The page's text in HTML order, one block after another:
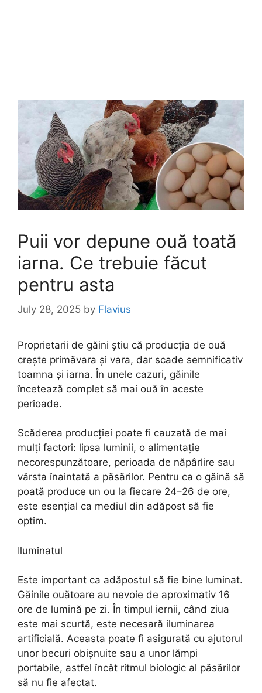
Puii vor depune ouă toată
iarna. Ce trebuie făcut
pentru asta
July 28, 2025 by Flavius
Proprietarii de găini știu că producția de ouă
crește primăvara și vara, dar scade semnificativ
toamna și iarna. În unele cazuri, găinile
încetează complet să mai ouă în aceste
perioade.
Scăderea producției poate fi cauzată de mai
mulți factori: lipsa luminii, o alimentație
necorespunzătoare, perioada de năpârlire sau
vârsta înaintată a păsărilor. Pentru ca o găină să
poată produce un ou la fiecare 24–26 de ore,
este esențial ca mediul din adăpost să fie
optim.
Iluminatul
Este important ca adăpostul să fie bine luminat.
Găinile ouătoare au nevoie de aproximativ 16
ore de lumină pe zi. În timpul iernii, când ziua
este mai scurtă, este necesară iluminarea
artificială. Aceasta poate fi asigurată cu ajutorul
unor becuri obișnuite sau a unor lămpi
portabile, astfel încât ritmul biologic al păsărilor
să nu fie afectat.